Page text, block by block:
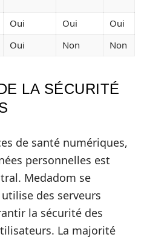
Oui Oui
Oui
Oui Non Non
LA SÉCURITÉ
de santé numériques,
personnelles est
Medadom se
des serveurs
la sécurité des
La majorité